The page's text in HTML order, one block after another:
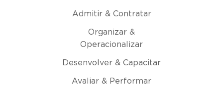
Admitir & Contratar
Organizar &
Operacionalizar
Desenvolver & Capacitar
Avaliar & Performar